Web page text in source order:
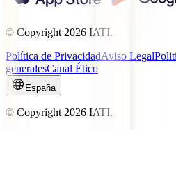
© Copyright2026 IATI.
Política de PrivacidadAviso Legal
generalesCanal Ético
España
© Copyright2026 IATI.